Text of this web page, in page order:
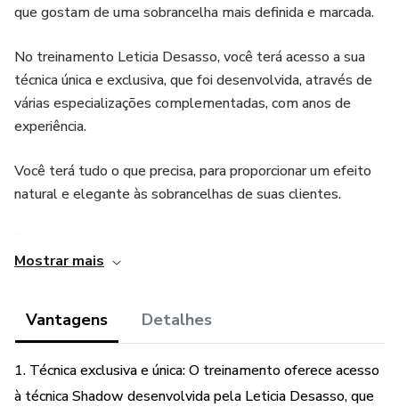
que gostam de uma sobrancelha mais definida e marcada.
No treinamento Leticia Desasso, você terá acesso a sua
técnica única e exclusiva, que foi desenvolvida, através de
várias especializações complementadas, com anos de
experiência.
Você terá tudo o que precisa, para proporcionar um efeito
natural e elegante às sobrancelhas de suas clientes.
que só cresce, nacional e mundialmente.
Mostrar mais
Vantagens Detalhes
1. Técnica exclusiva e única: O treinamento oferece acesso
à técnica Shadow desenvolvida pela Leticia Desasso, que